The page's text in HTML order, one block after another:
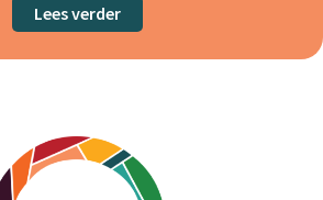
Lees verderabout Ronald mcDonald